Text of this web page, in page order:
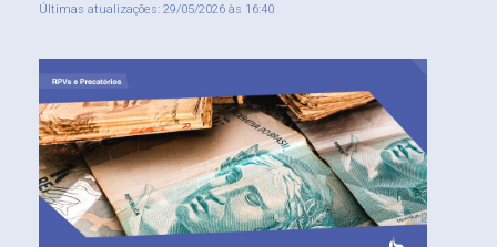
Últimas atualizações: 29/05/2026 às 16:40